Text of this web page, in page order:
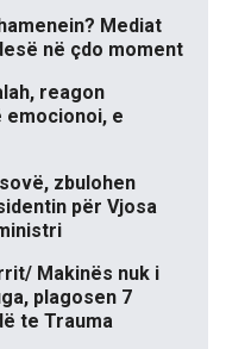
Mediat
në çdo moment
reagon
emocionoi, e
zbulohen
për Vjosa
Makinës nuk i
plagosen 7
te Trauma